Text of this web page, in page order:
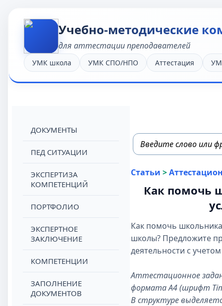
Учебно-методические
для аттестации преподавателей
УМК школа УМК СПО/НПО Аттестация
ДОКУМЕНТЫ
ПЕД СИТУАЦИИ
ЭКСПЕРТИЗА
КОМПЕТЕНЦИЙ
ПОРТФОЛИО
ЭКСПЕРТНОЕ
ЗАКЛЮЧЕНИЕ
КОМПЕТЕНЦИИ
ЗАПОЛНЕНИЕ
ДОКУМЕНТОВ
Статьи >
Как помочь
Как помочь
школы? Предложите
деятельности с
Аттестационное
формата А4 (шрифт
В структуре